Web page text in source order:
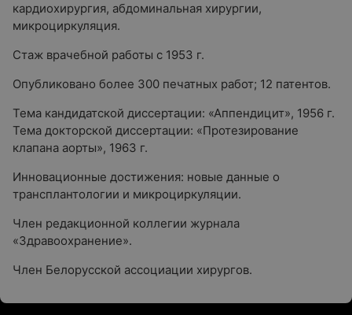
кардиохирургия, абдоминальная хирургии,
микроциркуляция.
Стаж врачебной работы с 1953 г.
Опубликовано более 300 печатных работ; 12 патентов.
Тема кандидатской диссертации: «Аппендицит», 1956 г.
Тема докторской диссертации: «Протезирование
клапана аорты», 1963 г.
Инновационные достижения: новые данные о
трансплантологии и микроциркуляции.
Член редакционной коллегии журнала
«Здравоохранение».
Член Белорусской ассоциации хирургов.